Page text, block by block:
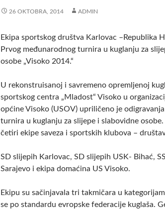
26 OKTOBRA, 2014 ADMIN
Ekipa sportskog društva Karlovac –Republika
Prvog međunarodnog turnira u kuglanju za
osobe „Visoko 2014.“
U rekonstruisanoj i savremeno opremljenoj
sportskog centra „Mladost“ Visoko u
općine Visoko (USOV) upriličeno je
turnira u kuglanju za slijepe i slabovidne osobe.
četiri ekipe saveza i sportskih klubova –
SD slijepih Karlovac, SD slijepih USK- Bihać,
Sarajevo i ekipa domaćina US Visoko.
Ekipu su sačinjavala tri takmičara u
se po standardu evropske federacije kuglaša.